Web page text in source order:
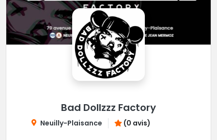
Bad Dollzzz Factory
Neuilly-Plaisance (0 avis)